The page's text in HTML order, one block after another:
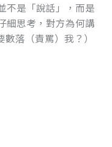
不是「說話」，而是
細思考，對方為何講
落（責罵）我？）